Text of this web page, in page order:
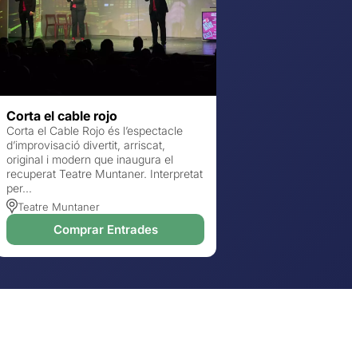
Corta el cable rojo
Corta el Cable Rojo és l’espectacle
d’improvisació divertit, arriscat,
original i modern que inaugura el
recuperat Teatre Muntaner. Interpretat
per...
Teatre Muntaner
Comprar Entrades